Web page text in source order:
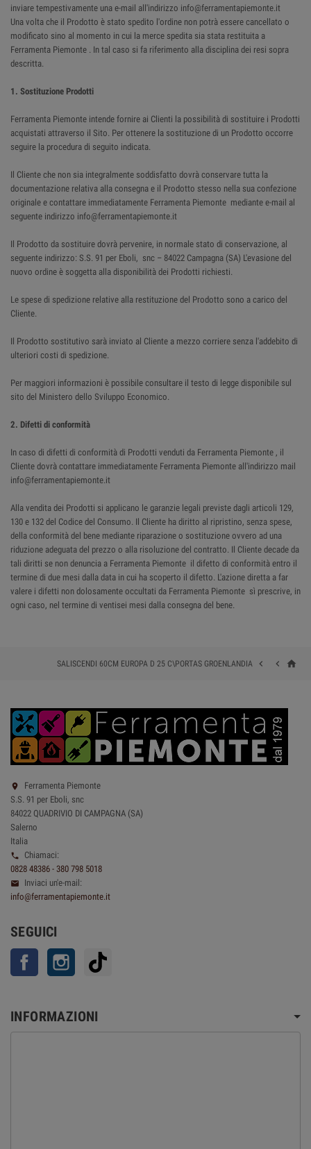
inviare tempestivamente una e-mail all'indirizzo info@ferramentapiemonte.it
Una volta che il Prodotto è stato spedito l'ordine non potrà essere cancellato o
modificato sino al momento in cui la merce spedita sia stata restituita a
Ferramenta Piemonte . In tal caso si fa riferimento alla disciplina dei resi sopra
descritta.
1. Sostituzione Prodotti
Ferramenta Piemonte intende fornire ai Clienti la possibilità di sostituire i Prodotti
acquistati attraverso il Sito. Per ottenere la sostituzione di un Prodotto occorre
seguire la procedura di seguito indicata.
Il Cliente che non sia integralmente soddisfatto dovrà conservare tutta la
documentazione relativa alla consegna e il Prodotto stesso nella sua confezione
originale e contattare immediatamente Ferramenta Piemonte mediante e-mail al
seguente indirizzo info@ferramentapiemonte.it
Il Prodotto da sostituire dovrà pervenire, in normale stato di conservazione, al
seguente indirizzo: S.S. 91 per Eboli, snc – 84022 Campagna (SA) L'evasione del
nuovo ordine è soggetta alla disponibilità dei Prodotti richiesti.
Le spese di spedizione relative alla restituzione del Prodotto sono a carico del
Cliente.
Il Prodotto sostitutivo sarà inviato al Cliente a mezzo corriere senza l'addebito di
ulteriori costi di spedizione.
Per maggiori informazioni è possibile consultare il testo di legge disponibile sul
sito del Ministero dello Sviluppo Economico.
2. Difetti di conformità
In caso di difetti di conformità di Prodotti venduti da Ferramenta Piemonte , il
Cliente dovrà contattare immediatamente Ferramenta Piemonte all'indirizzo mail
info@ferramentapiemonte.it
Alla vendita dei Prodotti si applicano le garanzie legali previste dagli articoli 129,
130 e 132 del Codice del Consumo. Il Cliente ha diritto al ripristino, senza spese,
della conformità del bene mediante riparazione o sostituzione ovvero ad una
riduzione adeguata del prezzo o alla risoluzione del contratto. Il Cliente decade da
tali diritti se non denuncia a Ferramenta Piemonte il difetto di conformità entro il
termine di due mesi dalla data in cui ha scoperto il difetto. L'azione diretta a far
valere i difetti non dolosamente occultati da Ferramenta Piemonte sì prescrive, in
ogni caso, nel termine di ventisei mesi dalla consegna del bene.
home


SALISCENDI 60CM EUROPA D 25 C\PORTAS GROENLANDIA

Ferramenta Piemonte
S.S. 91 per Eboli, snc
84022 QUADRIVIO DI CAMPAGNA (SA)
Salerno
Italia

Chiamaci:
0828 48386 - 380 798 5018

Inviaci un'e-mail:
info@ferramentapiemonte.it
SEGUICI
Facebook Instagram
INFORMAZIONI